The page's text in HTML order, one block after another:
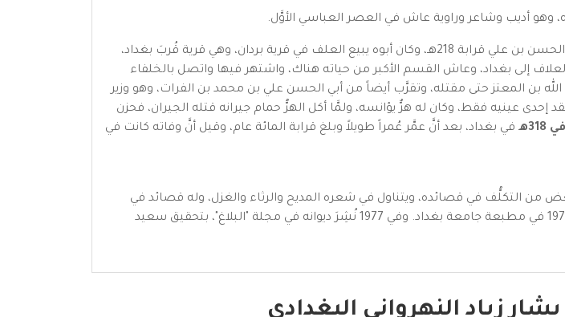
ولِدَ الحسن بن علي بن أحمد في نهروان، وهي مدينة تقع جنوب شرق بغداد، وولِدَ الحسن بن علي قرابة 218هـ، وكان أبوه يبيع العلف في قرية بردان، وهي قرية قُربَ بغداد،
إلى بغداد، وعاش القسم الأكبر من حياته هناك، واشتهر فيها واتصل بالخلفاء
بن المعتز حتى مقتله، وتقرَّب أيضاً من أبي الحسن علي بن محمد بن الفرات، وهو وزير
عينيه فقط، وكان له هرٌّ يؤانسه، ولمَّا أكل الهرُّ حمام جيرانه قتله الجيران، فحزن
ـ في بغداد، بعد أنَّ عمَّر عُمراً طويلاً وبلغ قرابة المائة عام، وقيل أنَّ وفاته كانت في
من التكلُّف في قصائده، ويتناول في شعره المديح والرثاء والغزل، وله قصائد في
أغراض وجدانيَّة. في العصر الحديث اعتنى بشعره صبيح رديف، ونُشِرَ ديوانه في 1974 في مطبعة جامعة بغداد. وفي 1977 نُشِرَ ديوانه في مجلة "البلاغ"، بتحقيق سعيد
زياد النهرواني البغدادي